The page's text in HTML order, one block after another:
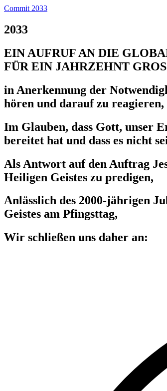
Commit 2033
2033
EIN AUFRUF AN DIE
FÜR EIN JAHRZEHNT
in Anerkennung der
hören und darauf zu reagieren,
Im Glauben, dass Gott, unser
bereitet hat und dass es nicht
Als Antwort auf den Auftrag
Heiligen Geistes zu predigen,
Anlässlich des 2000-jährigen
Geistes am Pfingsttag,
Wir schließen uns daher an: